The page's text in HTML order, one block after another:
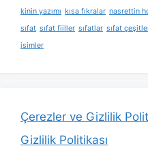
kinin yazımı kısa fıkralar nasrettin
sıfat sıfat fiiller sıfatlar sıfat
isimler
Çerezler ve Gizlilik
Gizlilik Politikası